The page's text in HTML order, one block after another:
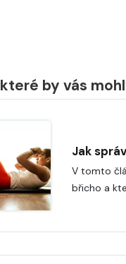
by vás
Jak
V tomto
břicho a